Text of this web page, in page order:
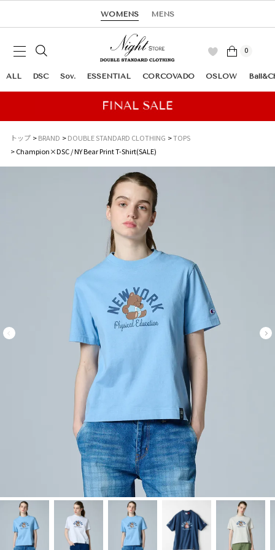
WOMENS MENS
0
ALL DSC Sov. ESSENTIAL CORCOVADO OSLOW
トップ BRAND DOUBLE STANDARD CLOTHING
TOPS
Champion×DSC / NY Bear Print T-Shirt(SALE)